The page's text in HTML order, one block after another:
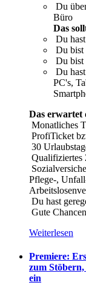
Du
Büro
Das
Du
Du bist
Du bist
Du
PC's,
Das erwartet
Monatliches
ProfiTicket
30
Qualifiziertes
Pflege-,
Du hast
Gute
Weiterlesen
Premiere:
zum
ein